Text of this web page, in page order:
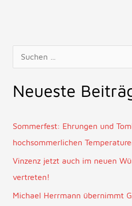
e
n
n
Neueste
Sommerfest: Ehrungen und
hochsommerlichen
Vinzenz jetzt auch im neuen
vertreten!
Michael Herrmann übernimmt